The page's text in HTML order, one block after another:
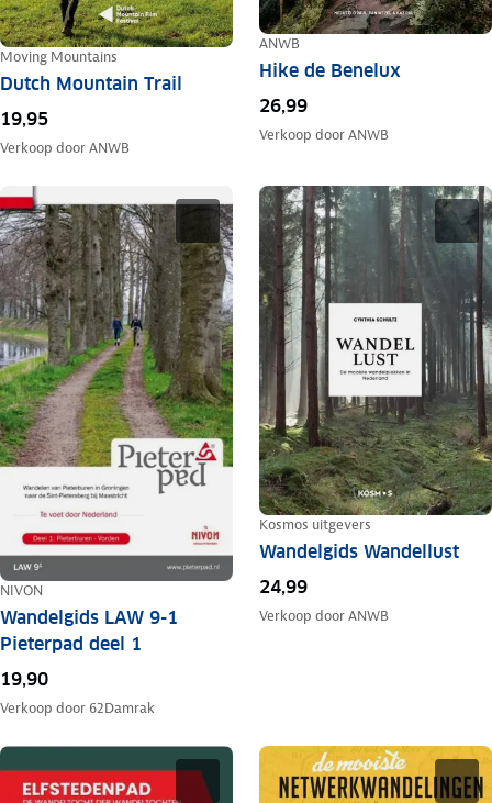
Moving Mountains
Dutch Mountain Trail
19,95
Verkoop doorANWB
ANWB
Hike de Benelux
26,99
Verkoop doorANWB
NIVON
Wandelgids LAW 9-1
Pieterpad deel 1
19,90
Verkoop door 62Damrak
Kosmos uitgevers
Wandelgids Wandellust
24,99
Verkoop doorANWB